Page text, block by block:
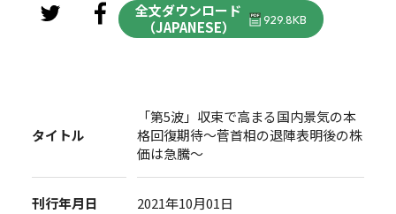
全文ダウンロード
（JAPANESE）
929.8KB
タイトル
「第5波」収束で高まる国内景気の本
格回復期待～菅首相の退陣表明後の株
価は急騰～
刊行年月日 2021年10月01日